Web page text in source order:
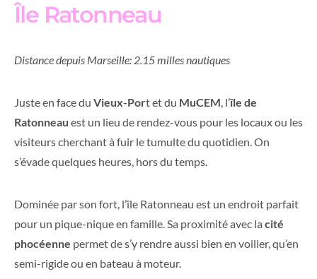
Île Ratonneau
Distance depuis Marseille: 2.15 milles nautiques
Juste en face du Vieux-Port et du MuCEM, l’île de
Ratonneau est un lieu de rendez-vous pour les locaux ou les
visiteurs cherchant à fuir le tumulte du quotidien. On
s’évade quelques heures, hors du temps.
Dominée par son fort, l’île Ratonneau est un endroit parfait
pour un pique-nique en famille. Sa proximité avec la cité
phocéenne permet de s’y rendre aussi bien en voilier, qu’en
semi-rigide ou en bateau à moteur.